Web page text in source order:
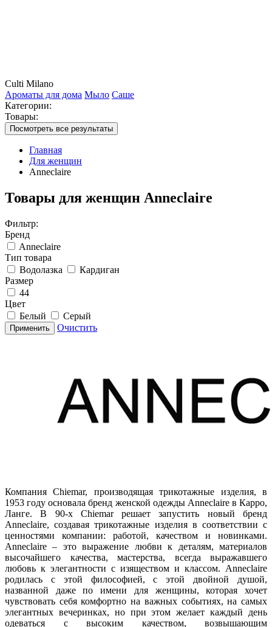
Culti Milano
Ароматы для дома Мыло Саше
Категории:
Товары:
Посмотреть все результаты
Главная
Для женщин
Anneclaire
Товары для женщин Anneclaire
Фильтр:
Бренд
Anneclaire
Тип товара
Водолазка
Кардиган
Размер
44
Цвет
Белый
Серый
Применить Очистить
Компания Chiemar, производящая трикотажные изделия, в
1953 году основала бренд женской одежды Anneclaire в Карро,
Ланге. В 90-х Chiemar решает запустить новый бренд
Anneclaire, создавая трикотажные изделия в соответствии с
ценностями компании: работой, качеством и новинками.
Anneclaire – это выражение любви к деталям, материалов
высочайшего качества, мастерства, всегда выражавшего
любовь к элегантности с изяществом и классом. Anneclaire
родилась с этой философией, с этой двойной душой,
названной даже по имени для женщины, которая хочет
чувствовать себя комфортно на важных событиях, на самых
элегантных вечеринках, но при этом желает каждый день
одеваться с высоким качеством, возвышающим